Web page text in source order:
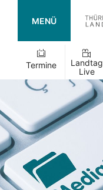
MENÜ
Termine
Landtag
Live